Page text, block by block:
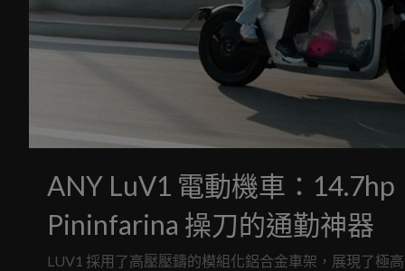
ANY LuV1 電動機車：
Pininfarina 操刀的通勤神器
LUV1 採用了高壓壓鑄的模組化鋁合金車架，展現了極